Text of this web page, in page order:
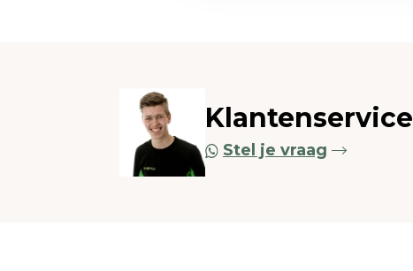
Klantenservice
Stel je vraag